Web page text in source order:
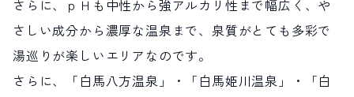
399-9301 長野県北安曇郡白馬村北城5497
Snow Peak LAND STATION HAKUBA内
さらに、ｐＨも中性から強アルカリ性まで幅広く、や
さしい成分から濃厚な温泉まで、泉質がとても多彩で
湯巡りが楽しいエリアなのです。
さらに、「白馬八方温泉」・「白馬姫川温泉」・「白